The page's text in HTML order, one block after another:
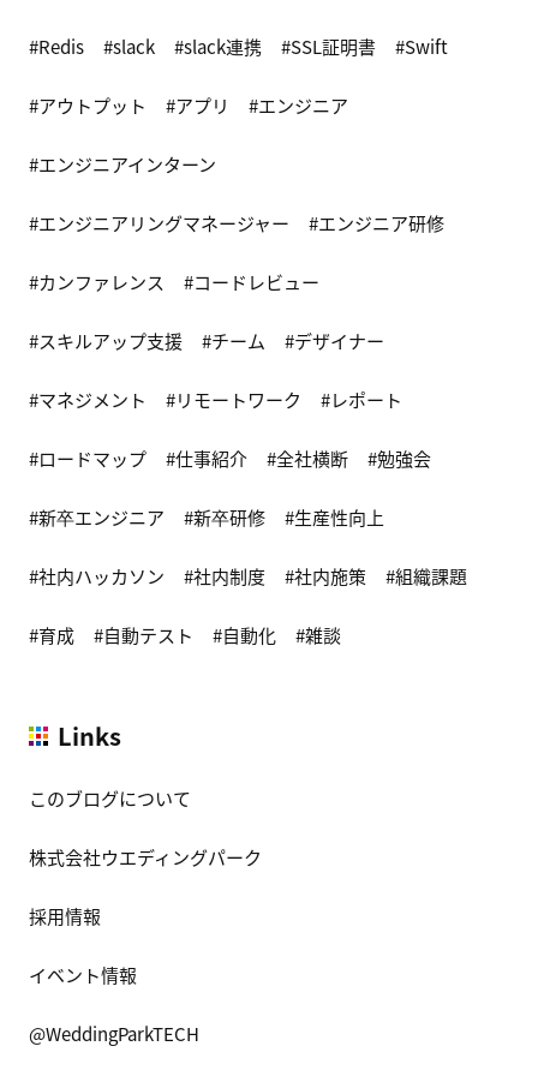
Redis slack slack連携 SSL証明書 Swift
アウトプット アプリ エンジニア
エンジニアインターン
エンジニアリングマネージャー エンジニア研修
カンファレンス コードレビュー
スキルアップ支援 チーム デザイナー
マネジメント リモートワーク レポート
ロードマップ 仕事紹介 全社横断 勉強会
新卒エンジニア 新卒研修 生産性向上
社内ハッカソン 社内制度 社内施策 組織課題
育成 自動テスト 自動化 雑談
Links
このブログについて
株式会社ウエディングパーク
採用情報
イベント情報
@WeddingParkTECH